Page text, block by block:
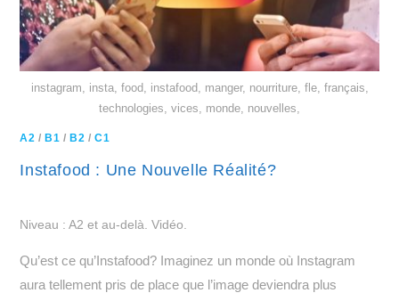
instagram, insta, food, instafood, manger, nourriture, fle, français,
technologies, vices, monde, nouvelles,
A2 /B1 /B2 /C1
Instafood : Une Nouvelle Réalité?
Niveau : A2 et au-delà. Vidéo.
Qu’est ce qu’Instafood? Imaginez un monde où Instagram
aura tellement pris de place que l’image deviendra plus